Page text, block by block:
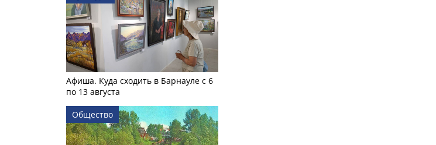
Афиша. Куда сходить в Барнауле с 6
по 13 августа
Общество